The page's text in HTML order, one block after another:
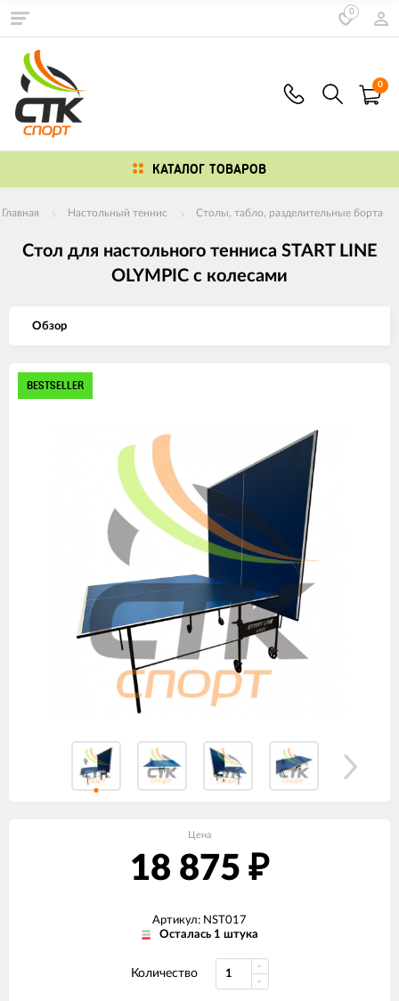
0
0
КАТАЛОГ ТОВАРОВ
Главная Настольный теннис Столы, табло, разделительные борта
Стол для настольного тенниса START LINE
OLYMPIC с колесами
Обзор
Изображения
BESTSELLER
Цена
18 875 ₽
Артикул: NST017
Осталась 1 штука
Количество